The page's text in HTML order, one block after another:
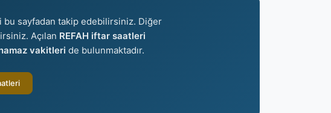
bu sayfadan takip edebilirsiniz. Diğer
Açılan REFAH iftar saatleri
vakitleri de bulunmaktadır.